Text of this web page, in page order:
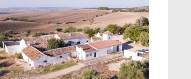
fundaciones de Bornos
El Frente Popular. Ubrique, febrero-julio
1936
Juntar las letras. La alfabetización en el